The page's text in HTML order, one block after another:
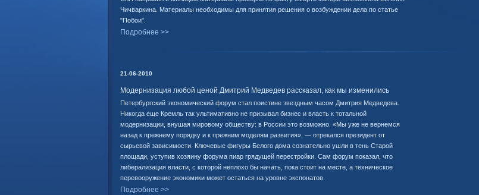
Чичваркина. Материалы необходимы для принятия решения о возбуждении дела по статье
"Побои".
Подробнее >>
21-06-2010
Модернизация любой ценой Дмитрий Медведев рассказал, как мы изменились
Петербургский экономический форум стал поистине звездным часом Дмитрия Медведева.
Никогда еще Кремль так ультимативно не призывал бизнес и власть к тотальной
модернизации, внушая мировому обществу: в России это возможно. «Мы уже не вернемся
назад к прежнему порядку и к прежним моделям развития», — отрекался президент от
сырьевой зависимости. Ключевые фигуры Белого дома сознательно ушли в тень Старой
площади, уступив хозяину форума пиар грядущей перестройки. Сам форум показал, что
либерализация власти, с которой неплохо бы начать, пока стоит на месте, а техническое
перевооружение экономики может остаться на уровне экспонатов.
Подробнее >>